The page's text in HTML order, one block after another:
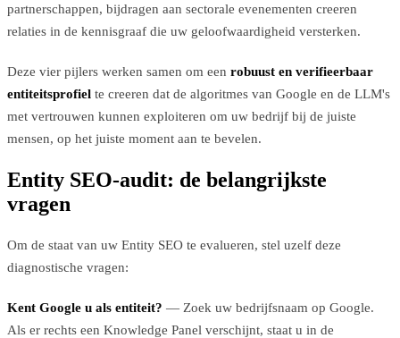
partnerschappen, bijdragen aan sectorale evenementen creeren
relaties in de kennisgraaf die uw geloofwaardigheid versterken.
Deze vier pijlers werken samen om een robuust en verifieerbaar
entiteitsprofiel te creeren dat de algoritmes van Google en de LLM's
met vertrouwen kunnen exploiteren om uw bedrijf bij de juiste
mensen, op het juiste moment aan te bevelen.
Entity SEO-audit: de belangrijkste
vragen
Om de staat van uw Entity SEO te evalueren, stel uzelf deze
diagnostische vragen:
Kent Google u als entiteit? — Zoek uw bedrijfsnaam op Google.
Als er rechts een Knowledge Panel verschijnt, staat u in de